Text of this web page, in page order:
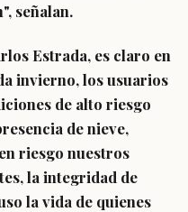
señalan.
Estrada, es claro en
invierno, los usuarios
de alto riesgo
de nieve,
riesgo nuestros
la integridad de
la vida de quienes